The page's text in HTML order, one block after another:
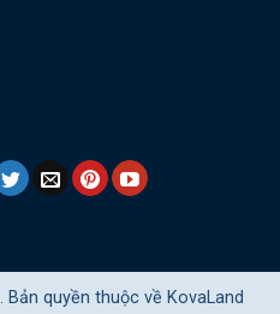
. Bản quyền thuộc về KovaLand